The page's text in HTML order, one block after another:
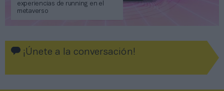
experiencias de running en el
metaverso
¡Únete a la conversación!